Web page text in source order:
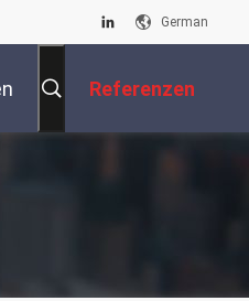
German
Referenzen